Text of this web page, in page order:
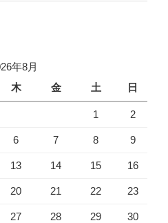
年8月
木 金 土 日
1 2
6 7 8 9
13 14 15 16
20 21 22 23
27 28 29 30